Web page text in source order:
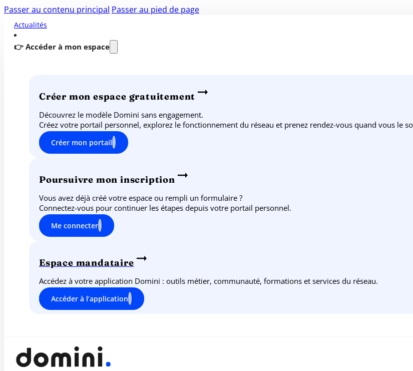
Passer au contenu principal Passer au pied de page
Actualités
👉 Accéder à mon espace
Créer mon espace gratuitement
Découvrez le modèle Domini sans engagement.
Créez votre portail personnel, explorez le fonctionnement du réseau et prenez rendez-vous quand vous le
Créer mon portail
Poursuivre mon inscription
Vous avez déjà créé votre espace ou rempli un formulaire ?
Connectez-vous pour continuer les étapes depuis votre portail personnel.
Me connecter
Espace mandataire
Accédez à votre application Domini : outils métier, communauté, formations et services du réseau.
Accéder à l’application